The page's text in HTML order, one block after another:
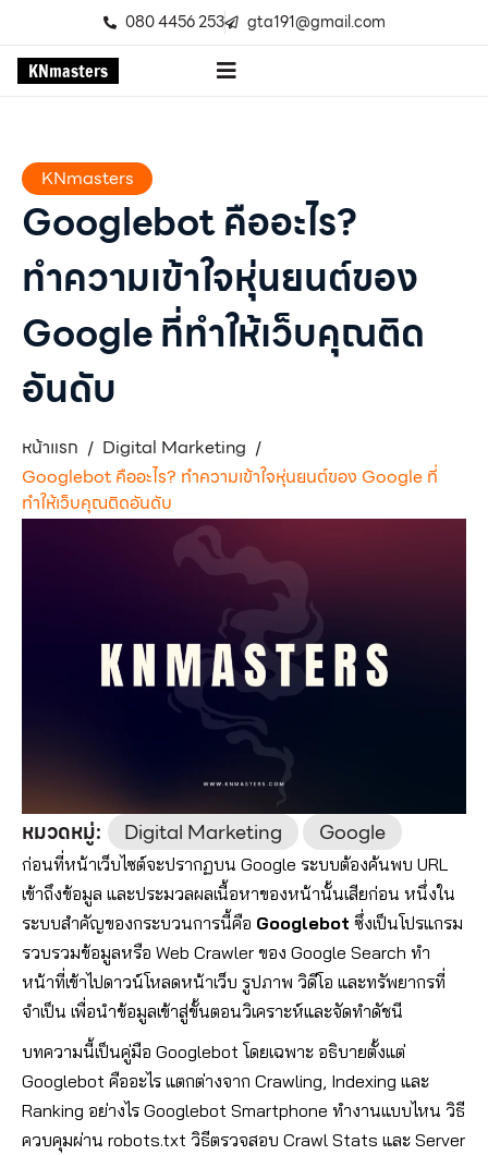
080 4456 253 gta191@gmail.com
KNmasters
KNmasters
Googlebot คืออะไร?
ทำความเข้าใจหุ่นยนต์ของ
Google ที่ทำให้เว็บคุณติด
อันดับ
หน้าแรก / Digital Marketing /
Googlebot คืออะไร? ทำความเข้าใจหุ่นยนต์ของ Google ที่
ทำให้เว็บคุณติดอันดับ
หมวดหมู่: Digital Marketing Google
ก่อนที่หน้าเว็บไซต์จะปรากฏบน Google ระบบต้องค้นพบ URL
เข้าถึงข้อมูล และประมวลผลเนื้อหาของหน้านั้นเสียก่อน หนึ่งใน
ระบบสำคัญของกระบวนการนี้คือ Googlebot ซึ่งเป็นโปรแกรม
รวบรวมข้อมูลหรือ Web Crawler ของ Google Search ทำ
หน้าที่เข้าไปดาวน์โหลดหน้าเว็บ รูปภาพ วิดีโอ และทรัพยากรที่
จำเป็น เพื่อนำข้อมูลเข้าสู่ขั้นตอนวิเคราะห์และจัดทำดัชนี
บทความนี้เป็นคู่มือ Googlebot โดยเฉพาะ อธิบายตั้งแต่
Googlebot คืออะไร แตกต่างจาก Crawling, Indexing และ
Ranking อย่างไร Googlebot Smartphone ทำงานแบบไหน วิธี
ควบคุมผ่าน robots.txt วิธีตรวจสอบ Crawl Stats และ Server